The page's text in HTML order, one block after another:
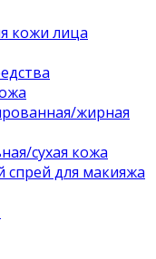
кожи лица
жирная
cухая кожа
для макияжа